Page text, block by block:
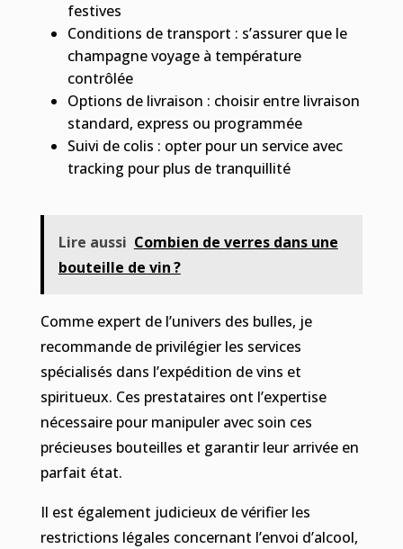
festives
Conditions de transport : s’assurer que le
champagne voyage à température
contrôlée
Options de livraison : choisir entre livraison
standard, express ou programmée
Suivi de colis : opter pour un service avec
tracking pour plus de tranquillité
Lire aussi Combien de verres dans une
bouteille de vin ?
Comme expert de l’univers des bulles, je
recommande de privilégier les services
spécialisés dans l’expédition de vins et
spiritueux. Ces prestataires ont l’expertise
nécessaire pour manipuler avec soin ces
précieuses bouteilles et garantir leur arrivée en
parfait état.
Il est également judicieux de vérifier les
restrictions légales concernant l’envoi d’alcool,